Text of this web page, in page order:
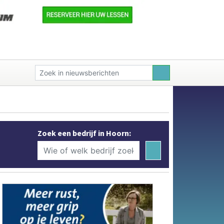
Zoek een bedrijf in Hoorn: